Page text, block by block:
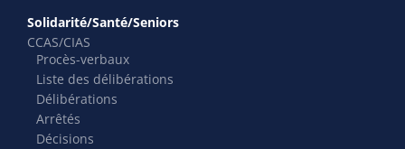
Solidarité/Santé/Seniors
CCAS/CIAS
Procès-verbaux
Liste des délibérations
Délibérations
Arrêtés
Décisions